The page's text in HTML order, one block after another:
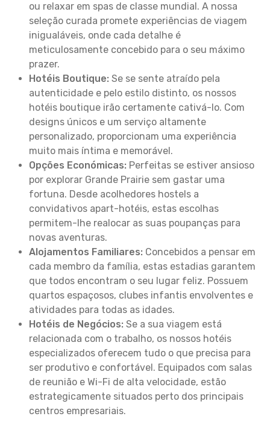
ou relaxar em spas de classe mundial. A nossa
seleção curada promete experiências de viagem
inigualáveis, onde cada detalhe é
meticulosamente concebido para o seu máximo
prazer.
Hotéis Boutique: Se se sente atraído pela
autenticidade e pelo estilo distinto, os nossos
hotéis boutique irão certamente cativá-lo. Com
designs únicos e um serviço altamente
personalizado, proporcionam uma experiência
muito mais íntima e memorável.
Opções Económicas: Perfeitas se estiver ansioso
por explorar Grande Prairie sem gastar uma
fortuna. Desde acolhedores hostels a
convidativos apart-hotéis, estas escolhas
permitem-lhe realocar as suas poupanças para
novas aventuras.
Alojamentos Familiares: Concebidos a pensar em
cada membro da família, estas estadias garantem
que todos encontram o seu lugar feliz. Possuem
quartos espaçosos, clubes infantis envolventes e
atividades para todas as idades.
Hotéis de Negócios: Se a sua viagem está
relacionada com o trabalho, os nossos hotéis
especializados oferecem tudo o que precisa para
ser produtivo e confortável. Equipados com salas
de reunião e Wi-Fi de alta velocidade, estão
estrategicamente situados perto dos principais
centros empresariais.